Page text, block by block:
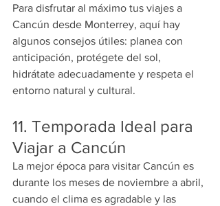
Para disfrutar al máximo tus viajes a
Cancún desde Monterrey, aquí hay
algunos consejos útiles: planea con
anticipación, protégete del sol,
hidrátate adecuadamente y respeta el
entorno natural y cultural.
11. Temporada Ideal para
Viajar a Cancún
La mejor época para visitar Cancún es
durante los meses de noviembre a abril,
cuando el clima es agradable y las